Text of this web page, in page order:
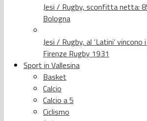
Jesi / Rugby, sconfitta netta:
Bologna
Jesi / Rugby, al ‘Latini’
Firenze Rugby 1931
Sport in Vallesina
Basket
Calcio
Calcio a 5
Ciclismo